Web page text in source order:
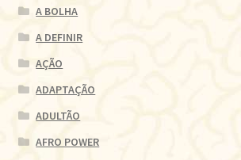
A BOLHA
A DEFINIR
AÇÃO
ADAPTAÇÃO
ADULTÃO
AFRO POWER